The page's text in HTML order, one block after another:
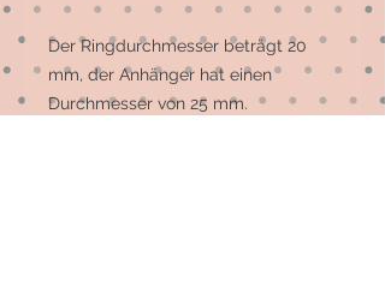
Der Ringdurchmesser beträgt 20
mm, der Anhänger hat einen
Durchmesser von 25 mm.